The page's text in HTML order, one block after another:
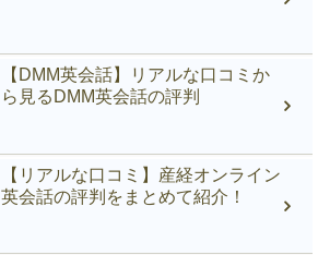
【DMM英会話】リアルな口コミか
ら見るDMM英会話の評判
【リアルな口コミ】産経オンライン
英会話の評判をまとめて紹介！